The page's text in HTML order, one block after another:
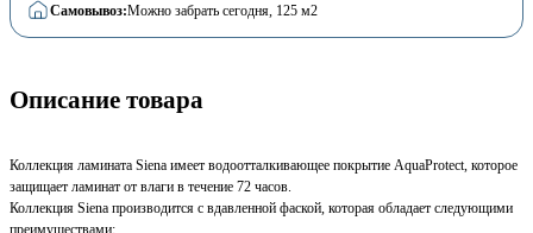
Самовывоз:Можно забрать сегодня, 125 м2
Описание товара
Коллекция ламината Siena имеет водоотталкивающее покрытие AquaProtect, которое
защищает ламинат от влаги в течение 72 часов.
Коллекция Siena производится с вдавленной фаской, которая обладает следующими
преимуществами: